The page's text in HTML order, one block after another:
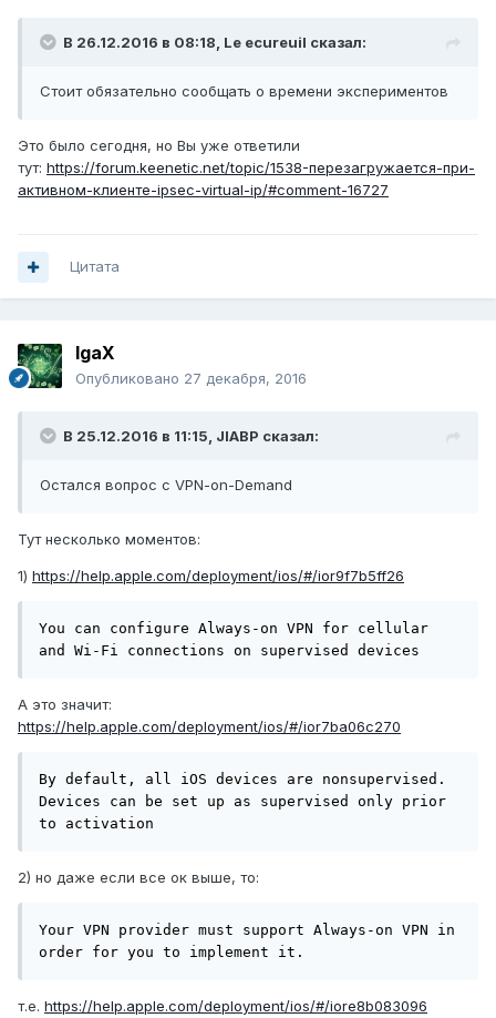
В 26.12.2016 в 08:18, Le ecureuil сказал:
Стоит обязательно сообщать о времени экспериментов
Это было сегодня, но Вы уже ответили
тут: https://forum.keenetic.net/topic/1538-перезагружается-при-
активном-клиенте-ipsec-virtual-ip/#comment-16727
Цитата
IgaX
Опубликовано 27 декабря, 2016
В 25.12.2016 в 11:15, JIABP сказал:
Остался вопрос с VPN-on-Demand
Тут несколько моментов:
1) https://help.apple.com/deployment/ios/#/ior9f7b5ff26
You can configure Always-on VPN for cellular
and Wi-Fi connections on supervised devices
А это значит:
https://help.apple.com/deployment/ios/#/ior7ba06c270
By default, all iOS devices are nonsupervised.
Devices can be set up as supervised only prior
to activation
2) но даже если все ок выше, то:
Your VPN provider must support Always-on VPN in
order for you to implement it.
т.е. https://help.apple.com/deployment/ios/#/iore8b083096